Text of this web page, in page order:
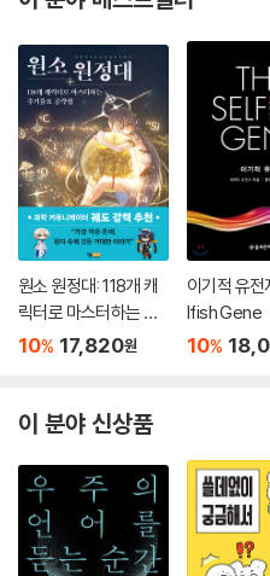
하를 이루기까지의 과정을 설명해준
치 짜놓기라도 한 것처럼 생명 출현
한 넌지시 일러준다.
과학저술가로서 많은 상을 받은 조
생명의 모험에 관한 이야기를 이어
의지에 따라 혹은 어떤 특별한 우연
그러나 이런 생각과는 다르게 생명
운 사실을 알려준다. 더러운 옷에서
기의 기상천외한 레시피, 대양에서
생명의 탄생은 석호의 진흙 속에서
통이 갈라졌는지, 수천 가지 해법을
는 자연의 방식은 무엇인지, 인간의
게 진화해 왔는지 등의 이야기도 우
는 우리의 육체가 우리의 기원에 관
원소 원정대: 118개 캐
릭터로 마스터하는 주
기율표 공략집
10% 17,820원
이기적 유
lfish Gene
10%
이 분야 신상품